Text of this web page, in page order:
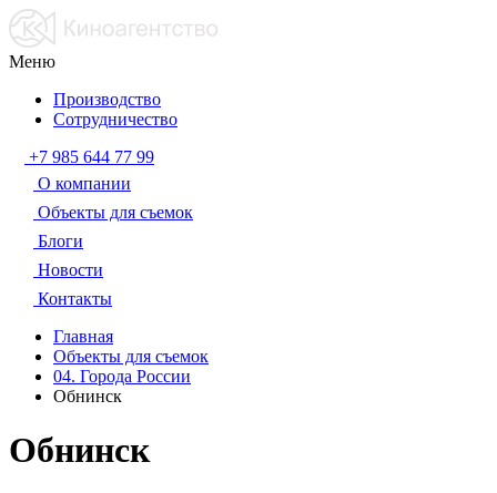
Меню
Производство
Сотрудничество
+7 985 644 77 99
О компании
Объекты для съемок
Блоги
Новости
Контакты
Главная
Объекты для съемок
04. Города России
Обнинск
Обнинск